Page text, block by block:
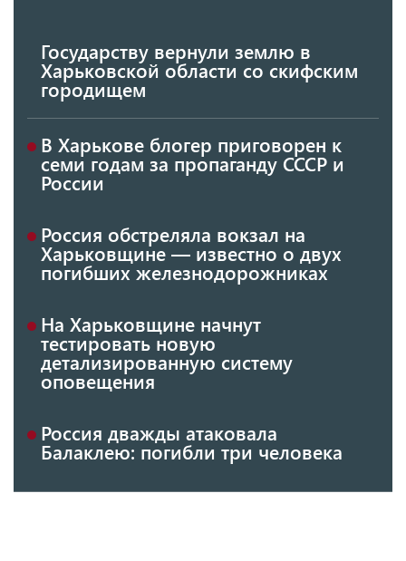
Государству вернули землю в
Харьковской области со скифским
городищем
В Харькове блогер приговорен к
семи годам за пропаганду СССР и
России
Россия обстреляла вокзал на
Харьковщине — известно о двух
погибших железнодорожниках
На Харьковщине начнут
тестировать новую
детализированную систему
оповещения
Россия дважды атаковала
Балаклею: погибли три человека